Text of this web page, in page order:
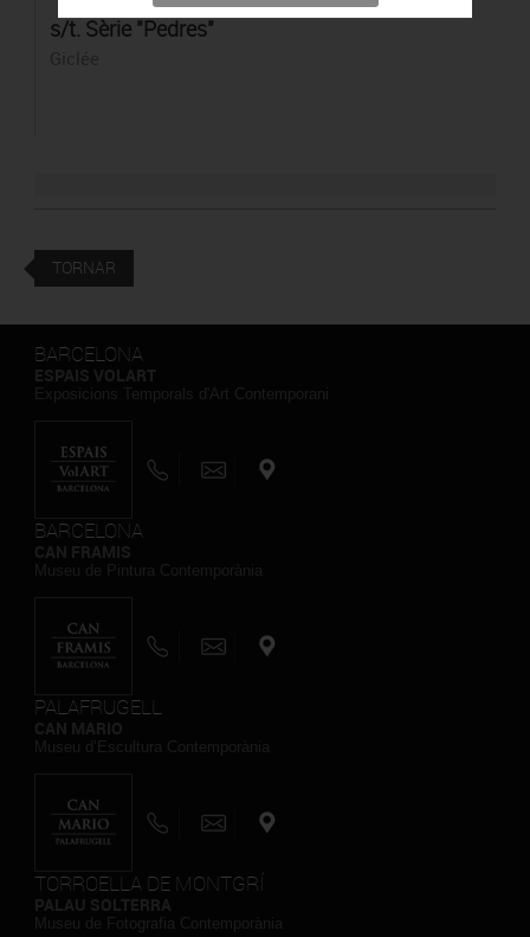
s/t. Sèrie "Pedres"
TORNAR
BARCELONA
BARCELONA
PALAFRUGELL
TORROELLA DE MONTGRÍ